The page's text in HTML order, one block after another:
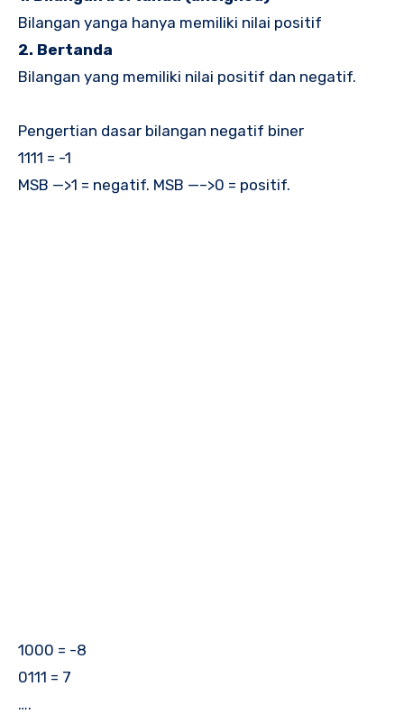
Bilangan yanga hanya memiliki nilai positif
2. Bertanda
Bilangan yang memiliki nilai positif dan negatif.
Pengertian dasar bilangan negatif biner
1111 = -1
MSB —>1 = negatif. MSB —–>0 = positif.
1000 = -8
0111 = 7
….